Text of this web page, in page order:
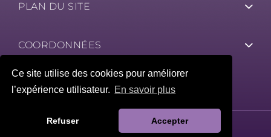
Ce site utilise des cookies pour améliorer
l’expérience utilisateur. En savoir plus
Refuser Accepter
PLAN DU SITE
COORDONNÉES
©2026 - AURORE MÉDIUM BRETAGNE